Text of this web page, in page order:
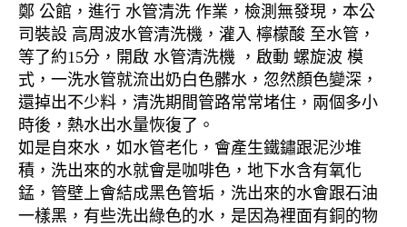
鄭 公館，進行 水管清洗 作業，檢測無發現，本公
司裝設 高周波水管清洗機，灌入 檸檬酸 至水管，
等了約15分，開啟 水管清洗機 ，啟動 螺旋波 模
式，一洗水管就流出奶白色髒水，忽然顏色變深，
還掉出不少料，清洗期間管路常常堵住，兩個多小
時後，熱水出水量恢復了。
如是自來水，如水管老化，會產生鐵鏽跟泥沙堆
積，洗出來的水就會是咖啡色，地下水含有氧化
錳，管壁上會結成黑色管垢，洗出來的水會跟石油
一樣黑，有些洗出綠色的水，是因為裡面有銅的物